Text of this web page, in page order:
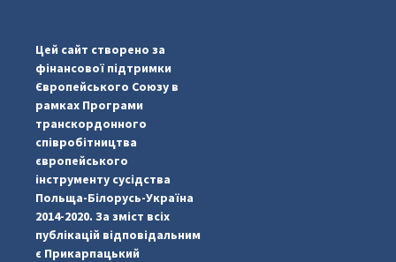
Цей сайт створено за
фінансової підтримки
Європейського Союзу в
рамках Програми
транскордонного
співробітництва
європейського
інструменту сусідства
Польща-Білорусь-Україна
2014-2020. За зміст всіх
публікацій відповідальним
є Прикарпацький